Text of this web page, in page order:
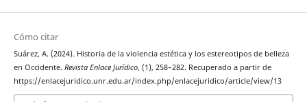
Cómo citar
Suárez, A. (2024). Historia de la violencia estética y los estereotipos de belleza
en Occidente. Revista Enlace Jurídico, (1), 258–282. Recuperado a partir de
https://enlacejuridico.unr.edu.ar/index.php/enlacejuridico/article/view/13